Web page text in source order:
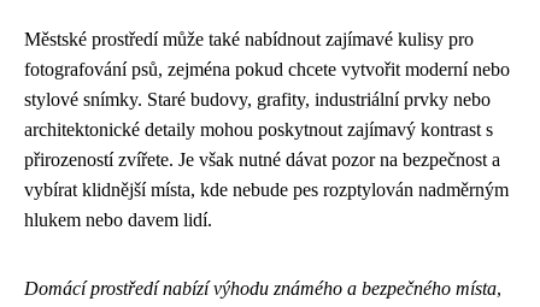
Městské prostředí může také nabídnout zajímavé kulisy pro
fotografování psů, zejména pokud chcete vytvořit moderní nebo
stylové snímky. Staré budovy, grafity, industriální prvky nebo
architektonické detaily mohou poskytnout zajímavý kontrast s
přirozeností zvířete. Je však nutné dávat pozor na bezpečnost a
vybírat klidnější místa, kde nebude pes rozptylován nadměrným
hlukem nebo davem lidí.
Domácí prostředí nabízí výhodu známého a bezpečného místa,